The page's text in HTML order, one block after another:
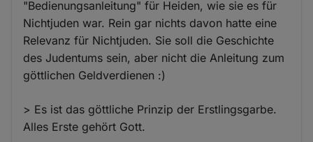
"Bedienungsanleitung" für Heiden, wie sie es für
Nichtjuden war. Rein gar nichts davon hatte eine
Relevanz für Nichtjuden. Sie soll die Geschichte
des Judentums sein, aber nicht die Anleitung zum
göttlichen Geldverdienen :)
> Es ist das göttliche Prinzip der Erstlingsgarbe.
Alles Erste gehört Gott.